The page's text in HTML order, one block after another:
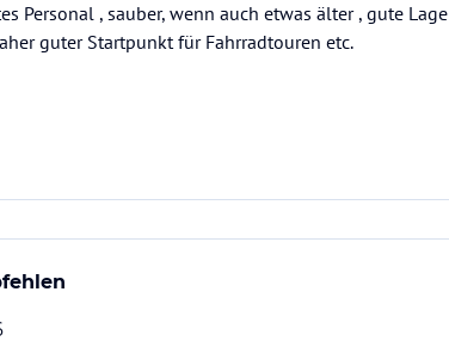
Personal , sauber, wenn auch etwas älter , gute Lage
guter Startpunkt für Fahrradtouren etc.